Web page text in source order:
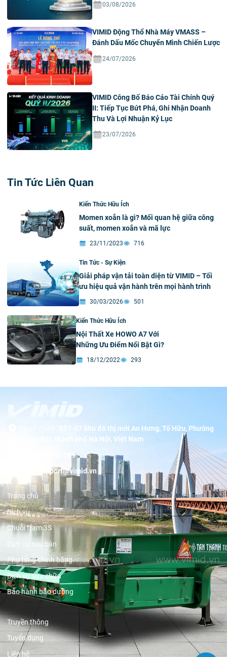
03/08/2026
VIMID Động Thổ Nhà Máy VMASS –
Đánh Dấu Mốc Chuyển Mình Chiến Lược
24/07/2026
VIMID Công Bố Báo Cáo Tài Chính Quý
II: Tiếp Tục Bứt Phá, Ghi Nhận Doanh
Thu Và Lợi Nhuận Kỷ Lục
23/07/2026
Tin Tức Liên Quan
Kiến Thức Hữu Ích
Momen xoắn là gì? Mối quan hệ giữa công
suất, momen xoắn và mã lực
23/11/2023 716
Tin Tức - Sự Kiện
Giải pháp vận tải toàn diện từ VIMID – Tối
ưu hiệu quả vận hành trên mọi hành trình
30/03/2026 501
Kiến Thức Hữu Ích
Nội Thất Xe HOWO A7 Với
Những Ưu Điểm Nổi Bật Gì?
18/12/2022 293
BT1-07 khu đô thị mới An Hưng, Tố Hữu, Phường
Dương Nội, thành phố Hà Nội, Việt Nam
19001089
support@vimid.vn
Trang chủ
Dịch vụ
Chuỗi trạm 3S
Dịch vụ sau bán
Phụ tùng chính hãng
Dịch vụ sửa chữa
Bảo hành bảo dưỡng
Truyền thông
Tuyển dụng
Liên hệ